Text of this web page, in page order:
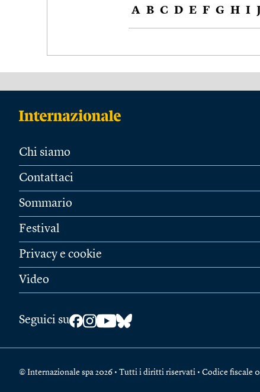
A B C D E F G H I J
Chi siamo
Contattaci
Sommario
Festival
Privacy e cookie
Video
Seguici su
© Internazionale spa 2026 • Tutti i diritti riservati • Codice fiscale